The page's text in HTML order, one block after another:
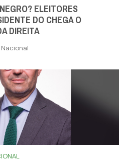
ELEITORES
DO CHEGA O
DIREITA